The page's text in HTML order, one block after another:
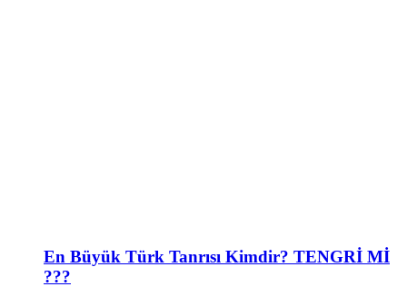
En Büyük Türk Tanrısı Kimdir? TENGRİ Mİ
???